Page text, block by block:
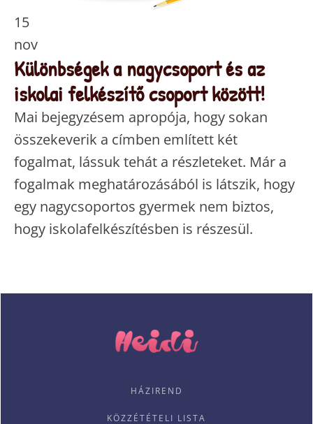
15
nov
Különbségek a nagycsoport és az
iskolai felkészítő csoport között!
Mai bejegyzésem apropója, hogy sokan
összekeverik a címben említett két
fogalmat, lássuk tehát a részleteket. Már a
fogalmak meghatározásából is látszik, hogy
egy nagycsoportos gyermek nem biztos,
hogy iskolafelkészítésben is részesül.
HÁZIREND
KÖZZÉTÉTELI LISTA